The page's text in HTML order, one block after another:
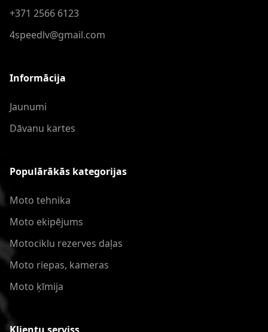
+371 2566 6123
4speedlv@gmail.com
Informācija
Jaunumi
Dāvanu kartes
Populārākās kategorijas
Moto tehnika
Moto ekipējums
Motociklu rezerves daļas
Moto riepas, kameras
Moto ķīmija